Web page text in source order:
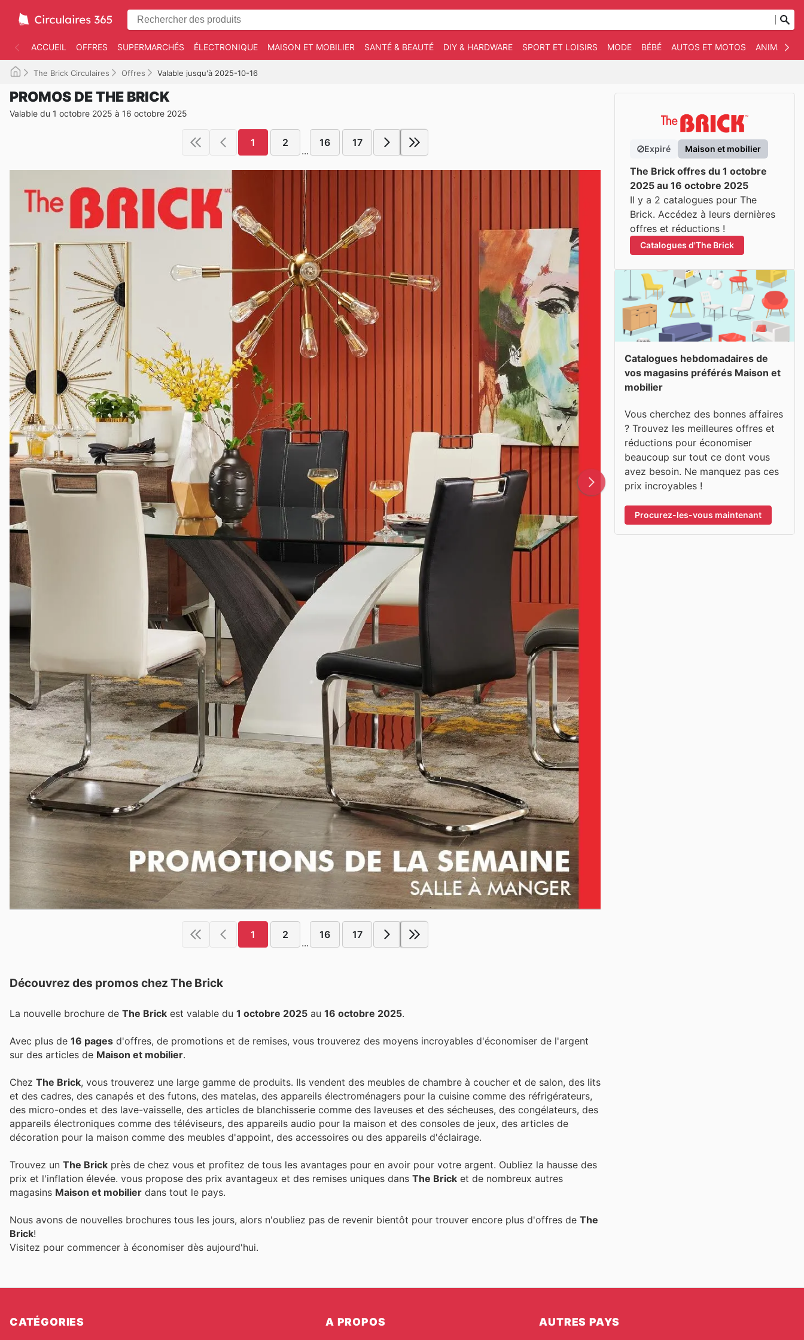
ACCUEIL OFFRES SUPERMARCHÉS ÉLECTRONIQUE MAISON ET MOBILIER SANTÉ & BEAUTÉ DIY & HARDWARE SPORT ET LOISIRS MODE BÉBÉ AUTOS ET MOTOS ANIMAUX
The Brick Circulaires Offres Valable jusqu'à 2025-10-16
PROMOS DE THE BRICK
Valable du 1 octobre 2025 à 16 octobre 2025
1 2
...
16 17
1 2
...
16 17
Découvrez des promos chez The Brick
La nouvelle brochure de The Brick est valable du 1 octobre 2025 au 16 octobre 2025.
Avec plus de 16 pages d'offres, de promotions et de remises, vous trouverez des moyens incroyables d'économiser de l'argent
sur des articles de Maison et mobilier.
Chez The Brick, vous trouverez une large gamme de produits. Ils vendent des meubles de chambre à coucher et de salon, des lits
et des cadres, des canapés et des futons, des matelas, des appareils électroménagers pour la cuisine comme des réfrigérateurs,
des micro-ondes et des lave-vaisselle, des articles de blanchisserie comme des laveuses et des sécheuses, des congélateurs, des
appareils électroniques comme des téléviseurs, des appareils audio pour la maison et des consoles de jeux, des articles de
décoration pour la maison comme des meubles d'appoint, des accessoires ou des appareils d'éclairage.
Trouvez un The Brick près de chez vous et profitez de tous les avantages pour en avoir pour votre argent. Oubliez la hausse des
prix et l'inflation élevée. vous propose des prix avantageux et des remises uniques dans The Brick et de nombreux autres
magasins Maison et mobilier dans tout le pays.
Nous avons de nouvelles brochures tous les jours, alors n'oubliez pas de revenir bientôt pour trouver encore plus d'offres de The
Brick!
Visitez pour commencer à économiser dès aujourd'hui.
Expiré Maison et mobilier
The Brick offres du 1 octobre
2025 au 16 octobre 2025
Il y a 2 catalogues pour The
Brick. Accédez à leurs dernières
offres et réductions !
Catalogues d'The Brick
Catalogues hebdomadaires de
vos magasins préférés Maison et
mobilier
Vous cherchez des bonnes affaires
? Trouvez les meilleures offres et
réductions pour économiser
beaucoup sur tout ce dont vous
avez besoin. Ne manquez pas ces
prix incroyables !
Procurez-les-vous maintenant
CATÉGORIES A PROPOS AUTRES PAYS